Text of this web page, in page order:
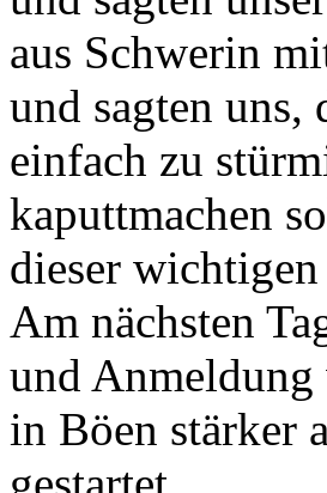
aus Schwerin
und sagten uns,
einfach zu
kaputtmachen
dieser wichtigen
Am nächsten
und
in Böen stärker
gestartet.